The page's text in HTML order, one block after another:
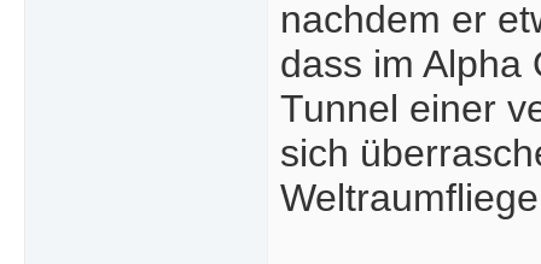
nachdem er
dass im Alpha
Tunnel einer
sich